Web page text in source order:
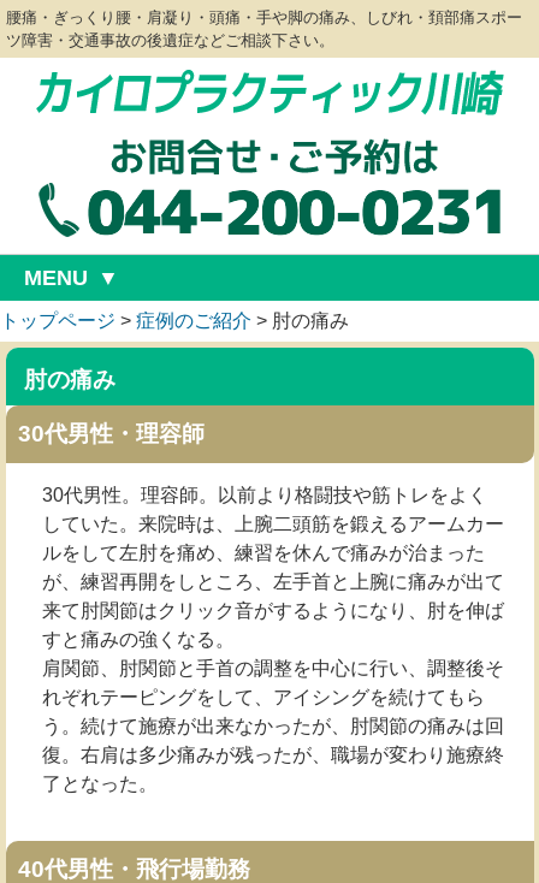
腰痛・ぎっくり腰・肩凝り・頭痛・手や脚の痛み、しびれ・頚部痛スポー
ツ障害・交通事故の後遺症などご相談下さい。
MENU
トップページ > 症例のご紹介 > 肘の痛み
肘の痛み
30代男性・理容師
30代男性。理容師。以前より格闘技や筋トレをよく
していた。来院時は、上腕二頭筋を鍛えるアームカー
ルをして左肘を痛め、練習を休んで痛みが治まった
が、練習再開をしところ、左手首と上腕に痛みが出て
来て肘関節はクリック音がするようになり、肘を伸ば
すと痛みの強くなる。
肩関節、肘関節と手首の調整を中心に行い、調整後そ
れぞれテーピングをして、アイシングを続けてもら
う。続けて施療が出来なかったが、肘関節の痛みは回
復。右肩は多少痛みが残ったが、職場が変わり施療終
了となった。
40代男性・飛行場勤務